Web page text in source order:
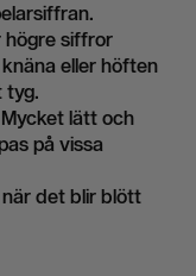
högre siffror
eller höften
tyg.
Mycket lätt och
på vissa
det blir blött